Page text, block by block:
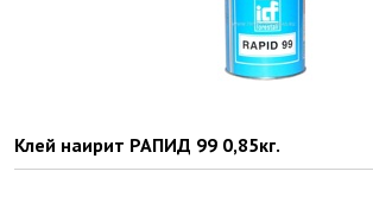
Клей наирит РАПИД 99 0,85кг.